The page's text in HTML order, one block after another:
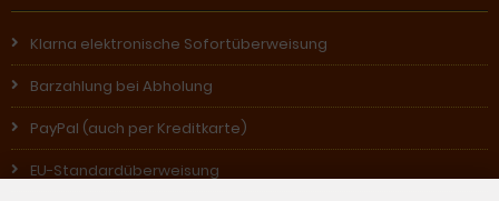
Klarna elektronische Sofortüberweisung
Barzahlung bei Abholung
PayPal (auch per Kreditkarte)
EU-Standardüberweisung